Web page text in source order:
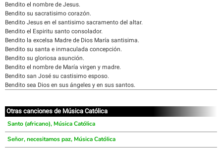
Bendito el nombre de Jesus.
Bendito su sacratisimo corazón.
Bendito Jesus en el santisimo sacramento del altar.
Bendito el Espiritu santo consolador.
Bendito la excelsa Madre de Dios María santisima.
Bendito su santa e inmaculada concepción.
Bendito su gloriosa asunción.
Bendito el nombre de María virgen y madre.
Bendito san José su castisimo esposo.
Bendito sea Dios en sus ángeles y en sus santos.
Otras canciones de Música Católica
Santo (africano), Música Católica
Señor, necesitamos paz, Música Católica